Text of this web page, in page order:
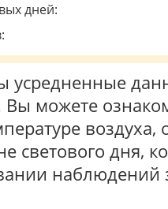
дней:
усредненные
Вы можете
воздуха,
светового дня,
наблюдений